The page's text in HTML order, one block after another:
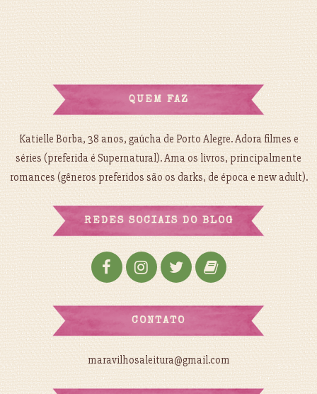
QUEM FAZ
Katielle Borba, 38 anos, gaúcha de Porto Alegre. Adora filmes e
séries (preferida é Supernatural). Ama os livros, principalmente
romances (gêneros preferidos são os darks, de época e new adult).
REDES SOCIAIS DO BLOG
CONTATO
maravilhosaleitura@gmail.com